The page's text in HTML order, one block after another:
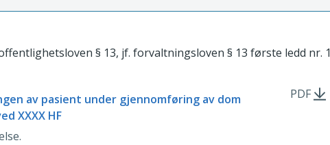
§ 13, jf. forvaltningsloven § 13 første ledd nr. 1
av pasient under gjennomføring av dom
XXXX HF
PDF